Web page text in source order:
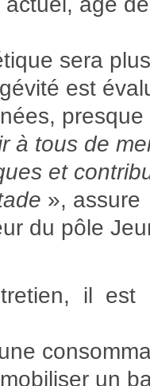
sera
est
à tous de
et
», assure
du pôle
il
un